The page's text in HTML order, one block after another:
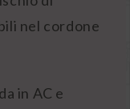
nel cordone
in AC e